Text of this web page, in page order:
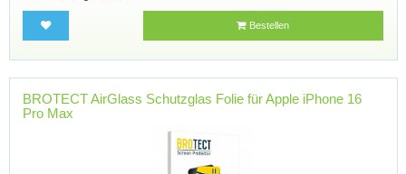
Bestellen
BROTECT AirGlass Schutzglas Folie für Apple iPhone 16
Pro Max